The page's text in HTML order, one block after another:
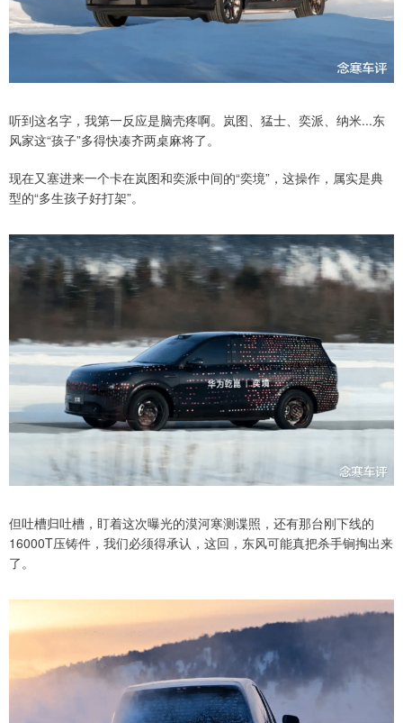
听到这名字，我第一反应是脑壳疼啊。岚图、猛士、奕派、纳米...东
风家这“孩子”多得快凑齐两桌麻将了。
现在又塞进来一个卡在岚图和奕派中间的“奕境”，这操作，属实是典
型的“多生孩子好打架”。
但吐槽归吐槽，盯着这次曝光的漠河寒测谍照，还有那台刚下线的
16000T压铸件，我们必须得承认，这回，东风可能真把杀手锏掏出来
了。